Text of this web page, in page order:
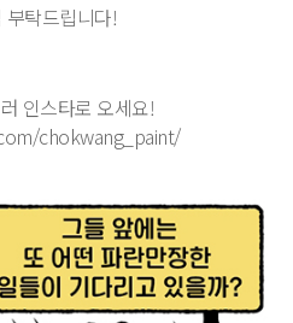
부탁드립니다!
인스타로 오세요!
chokwang_paint/